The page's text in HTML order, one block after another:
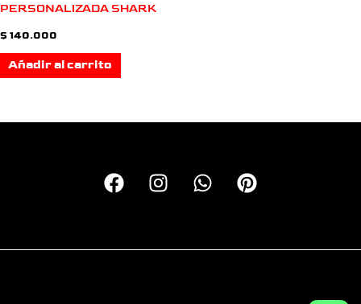
PERSONALIZADA SHARK
$ 140.000
Añadir al carrito